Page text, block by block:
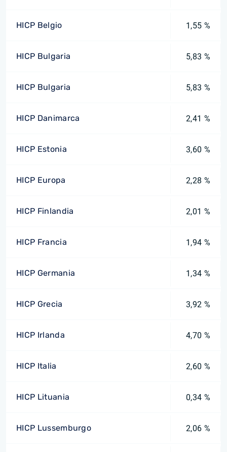
HICP Belgio 1,55 %
HICP Bulgaria 5,83 %
HICP Bulgaria 5,83 %
HICP Danimarca 2,41 %
HICP Estonia 3,60 %
HICP Europa 2,28 %
HICP Finlandia 2,01 %
HICP Francia 1,94 %
HICP Germania 1,34 %
HICP Grecia 3,92 %
HICP Irlanda 4,70 %
HICP Italia 2,60 %
HICP Lituania 0,34 %
HICP Lussemburgo 2,06 %